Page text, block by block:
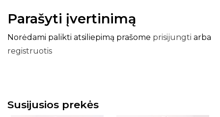
Parašyti įvertinimą
Norėdami palikti atsiliepimą prašome prisijungti arba
registruotis
Susijusios prekės